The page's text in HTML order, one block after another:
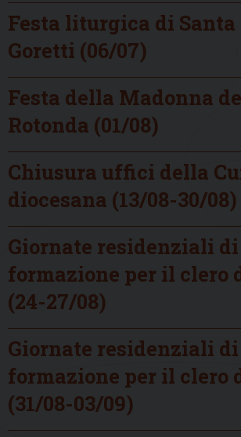
Festa liturgica di
Goretti (06/07)
Festa della Madonna
Rotonda (01/08)
Chiusura uffici della
diocesana (13/08-30/08)
Giornate residenziali di
formazione per il clero
(24-27/08)
Giornate residenziali di
formazione per il clero
(31/08-03/09)